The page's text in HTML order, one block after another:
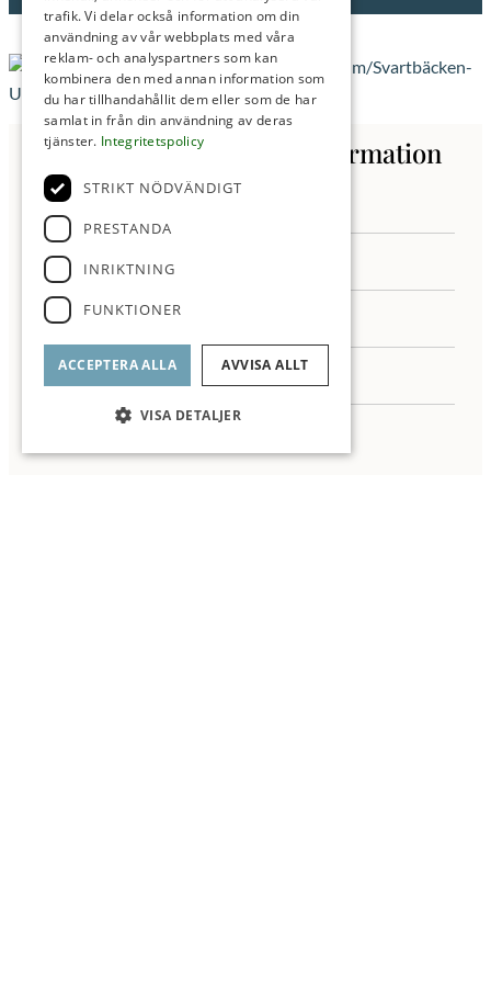
Kontakta oss för mer information
trafik. Vi delar också information om din
användning av vår webbplats med våra
reklam- och analyspartners som kan
kombinera den med annan information som
du har tillhandahållit dem eller som de har
samlat in från din användning av deras
tjänster. Integritetspolicy
STRIKT NÖDVÄNDIGT
PRESTANDA
INRIKTNING
FUNKTIONER
ACCEPTERA ALLA AVVISA ALLT
VISA DETALJER